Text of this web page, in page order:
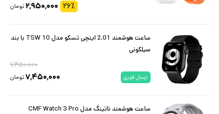
۲۶٪ ۲,۹۵۰,۰۰۰ تومان
ساعت هوشمند 2.01 اینچی تسکو مدل TSW 10 با بند
سیلکونی
۷,۴۵۰,۰۰۰
ارسال فوری ۷,۴۵۰,۰۰۰تومان
ساعت هوشمند ناتینگ مدل CMF Watch 3 Pro